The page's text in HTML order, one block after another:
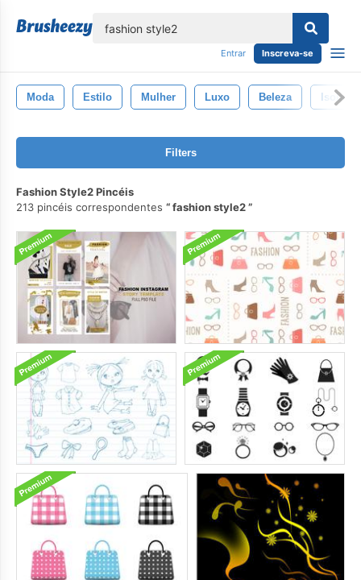
Entrar Inscreva-se
Moda Estilo Mulher Luxo Beleza Isolado
Filters
Fashion Style2 Pincéis
213 pincéis correspondentes
fashion style2